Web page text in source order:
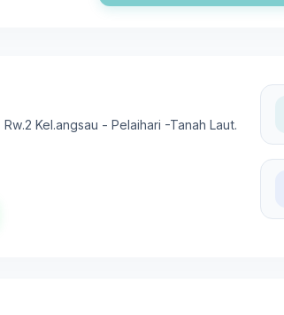
Kel.angsau - Pelaihari -Tanah Laut.